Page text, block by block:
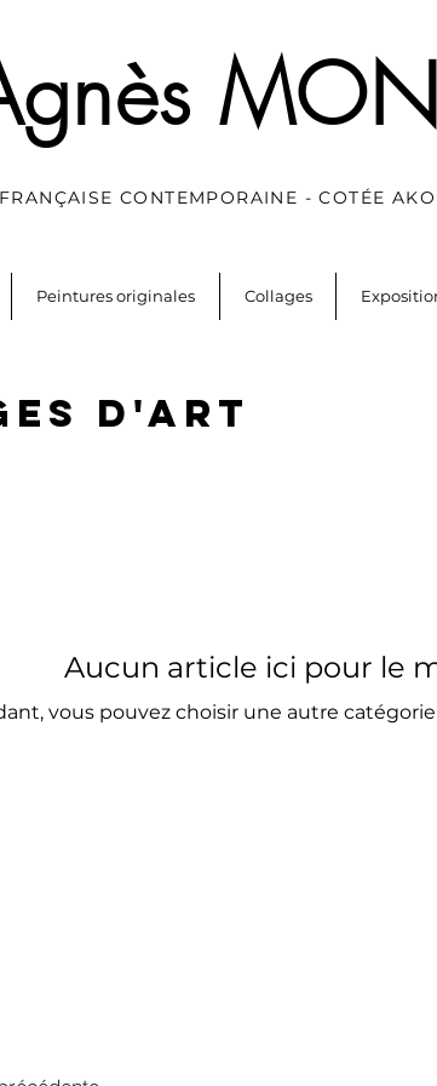
CONTEMPORAINE - COTÉE
Peintures originales Collages
d'art
Aucun article ici pour le
vous pouvez choisir une autre